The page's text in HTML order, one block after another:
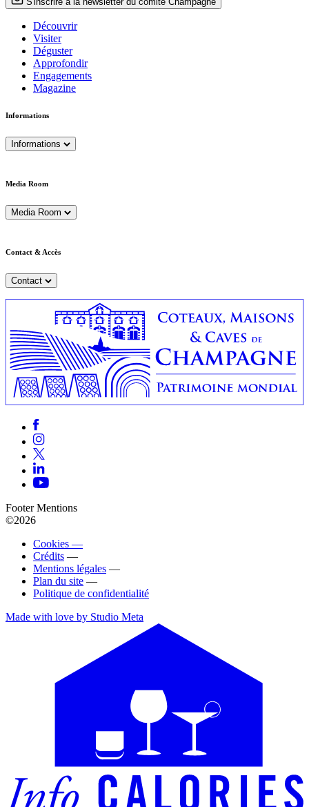
Découvrir
Visiter
Déguster
Approfondir
Engagements
Magazine
Informations
Informations
Media Room
Media Room
Contact & Accès
Contact
Footer Mentions
©2026
Cookies —
Crédits —
Mentions légales —
Plan du site —
Politique de confidentialité
Made with love by Studio Meta